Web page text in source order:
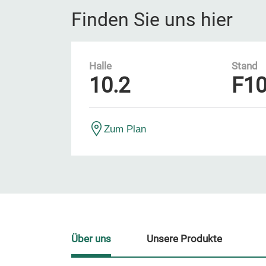
Finden Sie uns hier
Halle
10.2
Stand
Zum Plan
Über uns Unsere Produkte